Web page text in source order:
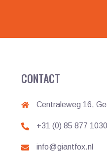
CONTACT
Centraleweg 16,
+31 (0) 85 877 1030
info@giantfox.nl